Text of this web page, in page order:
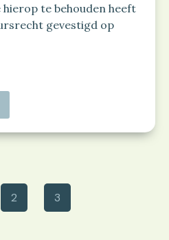
te behouden heeft
gevestigd op
2 3